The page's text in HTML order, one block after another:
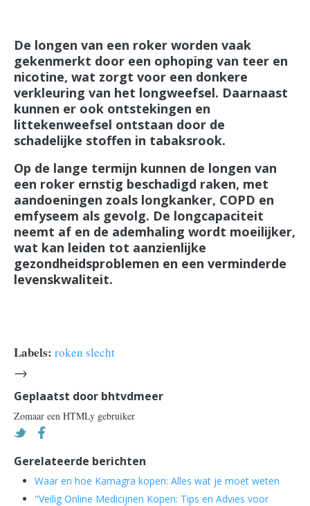
De longen van een roker worden vaak
gekenmerkt door een ophoping van teer en
nicotine, wat zorgt voor een donkere
verkleuring van het longweefsel. Daarnaast
kunnen er ook ontstekingen en
littekenweefsel ontstaan door de
schadelijke stoffen in tabaksrook.
Op de lange termijn kunnen de longen van
een roker ernstig beschadigd raken, met
aandoeningen zoals longkanker, COPD en
emfyseem als gevolg. De longcapaciteit
neemt af en de ademhaling wordt moeilijker,
wat kan leiden tot aanzienlijke
gezondheidsproblemen en een verminderde
levenskwaliteit.
Labels: roken slecht
→
Geplaatst door bhtvdmeer
Zomaar een HTMLy gebruiker
Gerelateerde berichten
Waar en hoe Kamagra kopen: Alles wat je moet weten
"Veilig Online Medicijnen Kopen: Tips en Advies voor